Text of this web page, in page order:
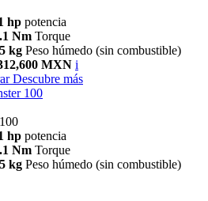
hp potencia
Nm Torque
kg Peso húmedo (sin combustible)
MXN i
Descubre más
100
hp potencia
Nm Torque
kg Peso húmedo (sin combustible)